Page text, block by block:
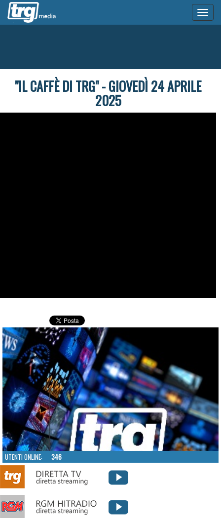
"IL CAFFÈ DI TRG" - GIOVEDÌ 24 APRILE
2025
UTENTI ONLINE: 346